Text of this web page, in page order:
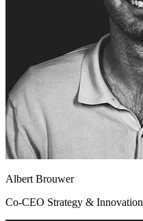
Albert Brouwer
Co-CEO Strategy & Innovation